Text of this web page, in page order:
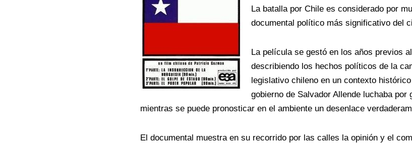
La batalla por Chile es considerado por
documental político más significativo del
La película se gestó en los años previos
describiendo los hechos políticos de la
legislativo chileno en un contexto
gobierno de Salvador Allende luchaba por
mientras se puede pronosticar en el ambiente un desenlace
El documental muestra en su recorrido por las calles la opinión y el